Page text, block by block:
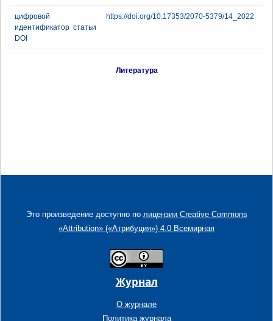
цифровой
идентификатор статьи
DOI
https://doi.org/10.17353/2070-5379/14_2022
Литература
Это произведение доступно по лицензии Creative Commons
«Attribution» («Атрибуция») 4.0 Всемирная
Журнал
О журнале
Политика журнала